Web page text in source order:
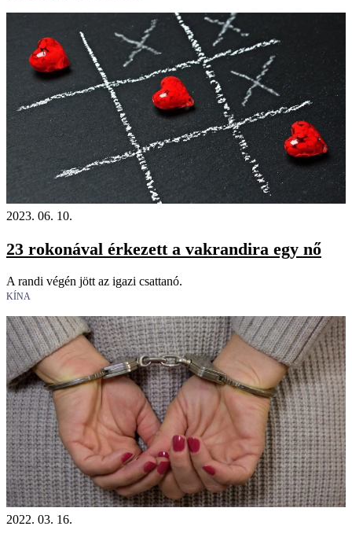
2023. 06. 10.
23 rokonával érkezett a vakrandira egy nő
A randi végén jött az igazi csattanó.
KÍNA
2022. 03. 16.